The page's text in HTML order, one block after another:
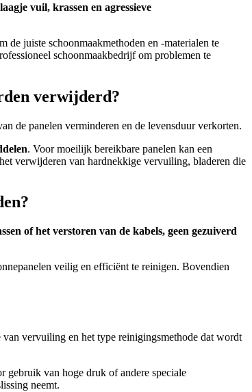
vuil, krassen en agressieve
de juiste schoonmaakmethoden en -materialen te
schoonmaakbedrijf om problemen te
verwijderd?
de panelen verminderen en de levensduur verkorten.
. Voor moeilijk bereikbare panelen kan een
verwijderen van hardnekkige vervuiling, bladeren die
of het verstoren van de kabels, geen gezuiverd
veilig en efficiënt te reinigen. Bovendien
vervuiling en het type reinigingsmethode dat wordt
gebruik van hoge druk of andere speciale
neemt.